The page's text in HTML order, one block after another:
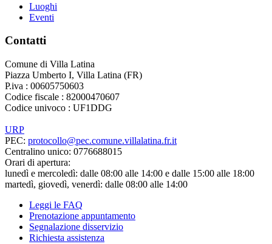
Luoghi
Eventi
Contatti
Comune di Villa Latina
Piazza Umberto I, Villa Latina (FR)
P.iva : 00605750603
Codice fiscale : 82000470607
Codice univoco : UF1DDG
URP
PEC: protocollo@pec.comune.villalatina.fr.it
Centralino unico: 0776688015
Orari di apertura:
lunedì e mercoledì: dalle 08:00 alle 14:00 e dalle 15:00 alle 18:00
martedì, giovedì, venerdì: dalle 08:00 alle 14:00
Leggi le FAQ
Prenotazione appuntamento
Segnalazione disservizio
Richiesta assistenza